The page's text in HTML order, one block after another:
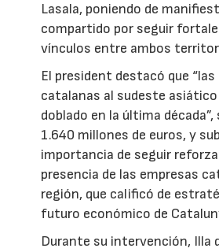
Lasala, poniendo de
compartido por seguir
vínculos entre ambos
El president destacó que
catalanas al sudeste asiático
doblado en la última
1.640 millones de euros, y
importancia de seguir
presencia de las empresas
región, que calificó de
futuro económico de
Durante su intervención, Illa